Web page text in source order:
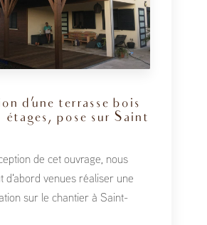
d'une terrasse bois
étages, pose sur Saint
de cet ouvrage, nous
d'abord venues réaliser une
sur le chantier à Saint-